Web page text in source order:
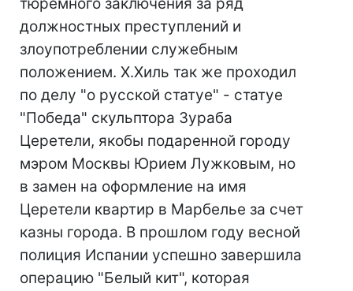
должностных преступлений и
злоупотреблении служебным
положением. Х.Хиль так же проходил
по делу "о русской статуе" - статуе
"Победа" скульптора Зураба
Церетели, якобы подаренной городу
мэром Москвы Юрием Лужковым, но
в замен на оформление на имя
Церетели квартир в Марбелье за счет
казны города. В прошлом году весной
полиция Испании успешно завершила
операцию "Белый кит", которая